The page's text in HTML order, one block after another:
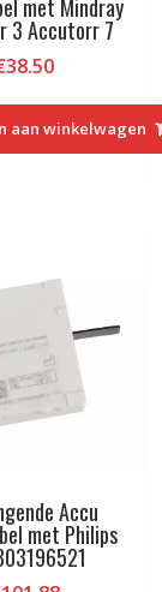
met Mindray
3 Accutorr 7
38.50
aan winkelwagen
Accu
met Philips